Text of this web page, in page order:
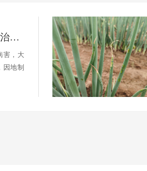
大葱重茬种植技术：农业防治大葱重茬病害，大葱怎样抗重茬？
害，大
因地制